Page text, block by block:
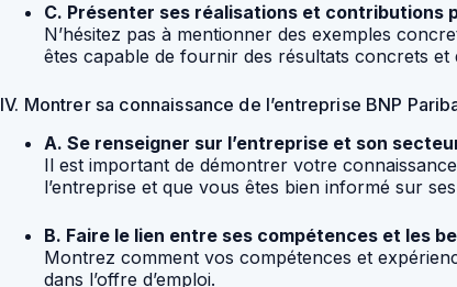
C. Présenter ses réalisations et contributions
N’hésitez pas à mentionner des exemples
êtes capable de fournir des résultats concrets
IV. Montrer sa connaissance de l’entreprise BNP
A. Se renseigner sur l’entreprise et son
Il est important de démontrer votre
l’entreprise et que vous êtes bien informé sur
B. Faire le lien entre ses compétences et les
Montrez comment vos compétences et
dans l’offre d’emploi.